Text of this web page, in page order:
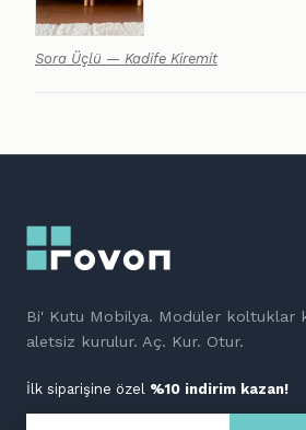
Sora Üçlü — Kadife Kiremit
Bi' Kutu Mobilya. Modüler koltuklar
aletsiz kurulur. Aç. Kur. Otur.
İlk siparişine özel %10 indirim kazan!